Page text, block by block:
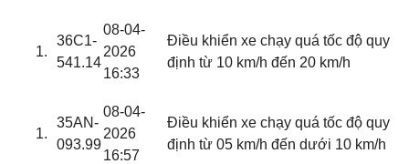
36C1-
541.14
08-04-
2026
16:33
Điều khiển xe chạy quá tốc độ quy
định từ 10 km/h đến 20 km/h
35AN-
093.99
08-04-
2026
16:57
Điều khiển xe chạy quá tốc độ quy
định từ 05 km/h đến dưới 10 km/h